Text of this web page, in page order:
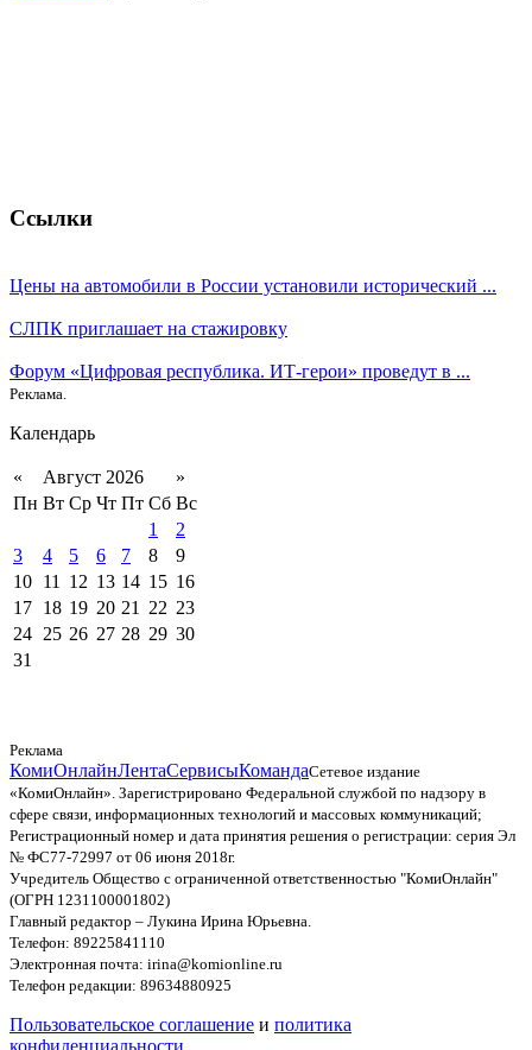
Ссылки
Цены на автомобили в России установили исторический ...
СЛПК приглашает на стажировку
Форум «Цифровая республика. ИТ-герои» проведут в ...
Реклама.
Календарь
« Август 2026
»
Пн Вт Ср Чт Пт Сб Вс
1
2
3
4 5 6 7 8
9
10 11 12 13 14 15 16
17 18 19 20 21 22 23
24 25 26 27 28 29 30
31
Реклама
КомиОнлайнЛентаСервисыКомандаСетевое издание
«КомиОнлайн». Зарегистрировано Федеральной службой по надзору в
сфере связи, информационных технологий и массовых коммуникаций;
Регистрационный номер и дата принятия решения о регистрации: серия Эл
№ ФС77-72997 от 06 июня 2018г.
Учредитель Общество с ограниченной ответственностью "КомиОнлайн"
(ОГРН 1231100001802)
Главный редактор – Лукина Ирина Юрьевна.
Телефон: 89225841110
Электронная почта: irina@komionline.ru
Телефон редакции: 89634880925
Пользовательское соглашение и политика
конфиденциальности